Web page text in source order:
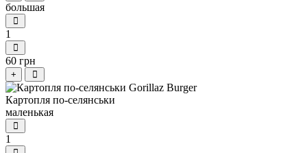
большая
1
60 грн
+
Картопля по-селянськи
маленькая
1